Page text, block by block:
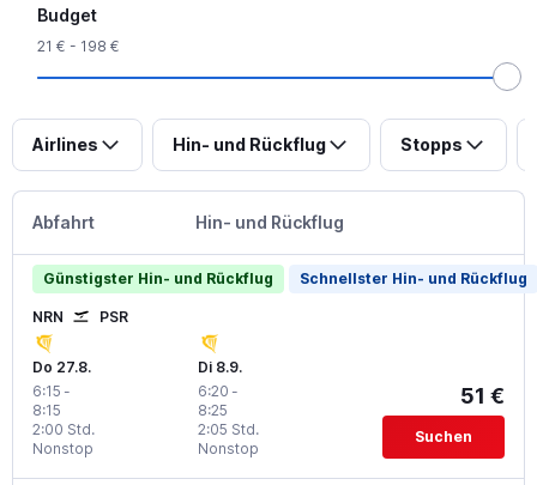
Budget
21 € - 198 €
Airlines Hin- und Rückflug Stopps
Abfahrt Hin- und Rückflug
Günstigster Hin- und Rückflug Schnellster Hin- und Rückflug
NRN PSR
Do 27.8.
6:15 -
8:15
Nonstop
2:00 Std.
Di 8.9.
6:20 -
8:25
Nonstop
2:05 Std.
51 €
Suchen